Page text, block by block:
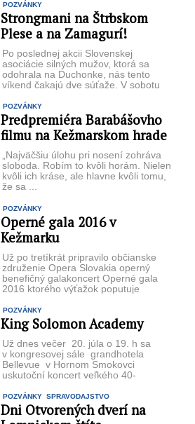
POZVÁNKY
Strongmani na Štrbskom
Plese a na Zamagurí!
Po poslednej akcii Slovenskej
asociácie silných mužov, ktorá sa
odohrala na Duchonke, nás tento
víkend čakajú dve súťaže. V sobotu
POZVÁNKY
Predpremiéra Barabášovho
filmu na Kežmarskom hrade
„Najväčšiu úlohu pri nosení zohráva
sloboda. Robím to kvôli horám. Nielen
kvôli ich kráse, ale hlavne kvôli tomu,
že sa ...
POZVÁNKY
Operné gala 2016 v
Kežmarku
Už po tretíkrát pripravilo občianske
združenie Opera Slovakia operný
benefičný galakoncert Operné gala
2016 ktorého výťažok poputuje
POZVÁNKY
King Solomon Academy
Už dnes večer 20. júla o 19. h sa
v kongresovej sále grandhotela
Bellevue v Hornom Smokovci
uskutoční koncert veľkého 40-
POZVÁNKY SPRAVODAJSTVO
Dni Otvorených dverí na